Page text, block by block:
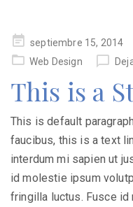
Publicado
en
septiembre 15, 2014
Web Design
This is a
This is default
faucibus, this is a text
interdum mi sapien ut
id molestie ipsum
fringilla luctus. Fusce id